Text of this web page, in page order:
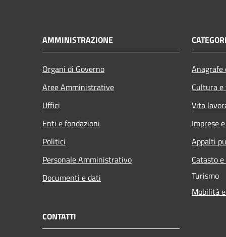
AMMINISTRAZIONE
Organi di Governo
Aree Amministrative
Uffici
Enti e fondazioni
Politici
Personale Amministrativo
Documenti e dati
Cultura
Vita
Imprese
Appalti
Catasto
Turismo
Mobilità
CONTATTI